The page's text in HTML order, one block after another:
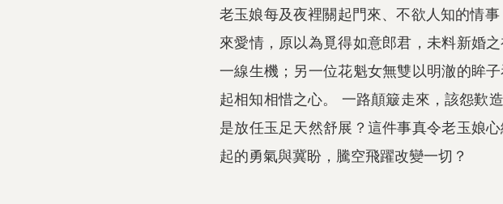
老玉娘每及夜裡關起門來、不欲人知的情
來愛情，原以為覓得如意郎君，未料新婚
一線生機；另一位花魁女無雙以明澈的眸
起相知相惜之心。 一路顛簸走來，該怨歎
是放任玉足天然舒展？這件事真令老玉娘
起的勇氣與冀盼，騰空飛躍改變一切？